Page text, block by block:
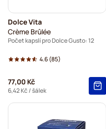
Dolce Vita
Crème Brûlée
Počet kapslí pro Dolce Gusto: 12
4.6(85)
77,00 Kč
6,42 Kč / šálek